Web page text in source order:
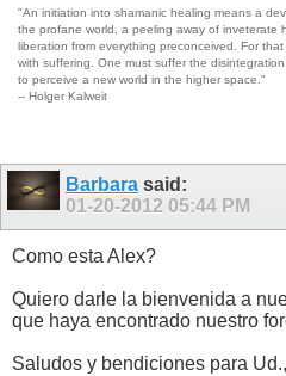
"An initiation into shamanic healing means a
the profane world, a peeling away of inveterate
liberation from everything preconceived. For
with suffering. One must suffer the
to perceive a new world in the higher space."
-- Holger Kalweit
Barbara said:
01-20-2012 05:44 PM
Como esta Alex?
Quiero darle la bienvenida a
que haya encontrado nuestro
Saludos y bendiciones para